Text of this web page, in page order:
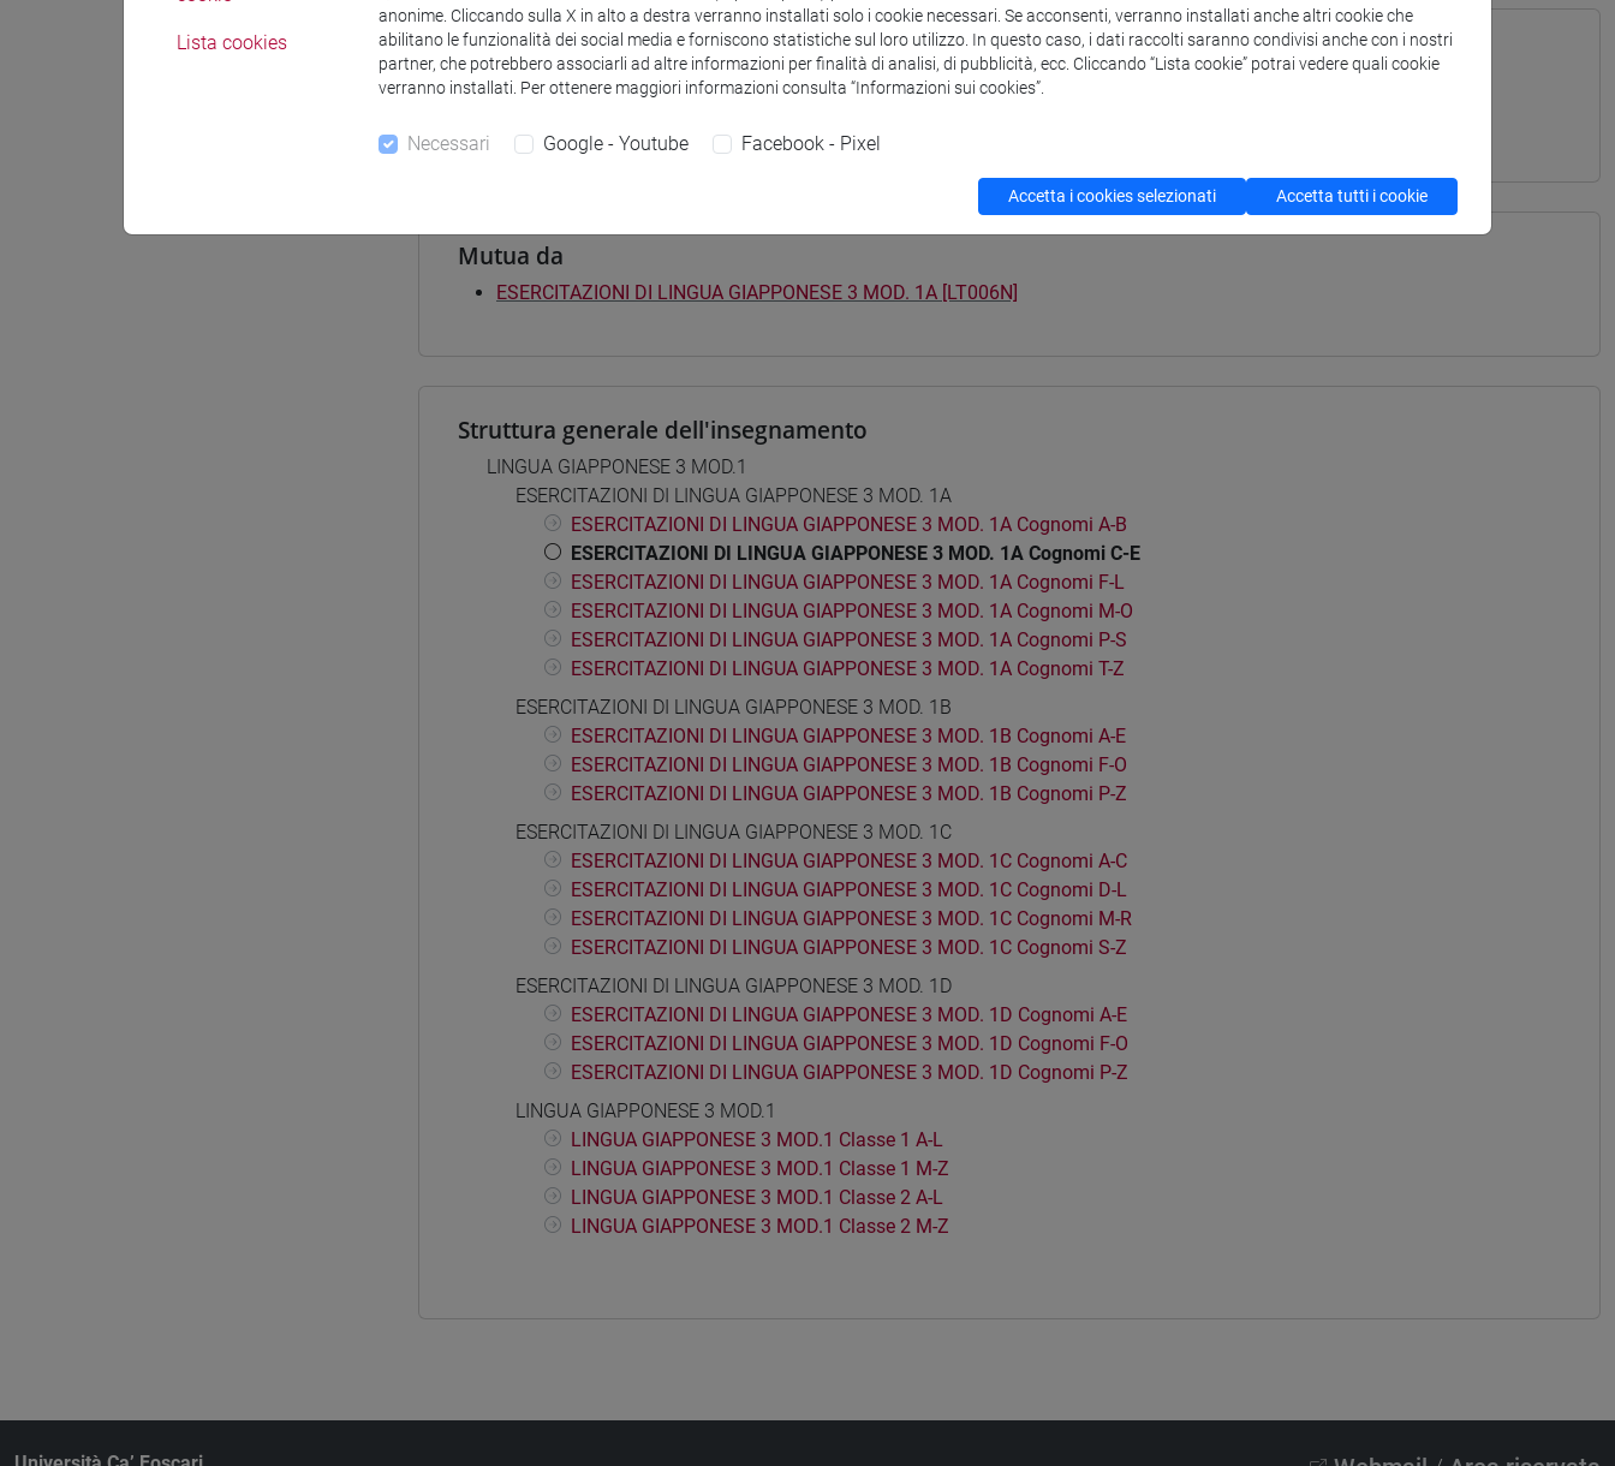
Corsi di studio e percorsi
[LT40] LINGUE, CULTURE E SOCIETÀ DELL'ASIA E DELL'AFRICA MEDITERRANEA - Laurea
Mutua da
ESERCITAZIONI DI LINGUA GIAPPONESE 3 MOD. 1A [LT006N]
Struttura generale dell'insegnamento
LINGUA GIAPPONESE 3 MOD.1
ESERCITAZIONI DI LINGUA GIAPPONESE 3 MOD. 1A
ESERCITAZIONI DI LINGUA GIAPPONESE 3 MOD. 1A Cognomi A-B
ESERCITAZIONI DI LINGUA GIAPPONESE 3 MOD. 1A Cognomi C-E
ESERCITAZIONI DI LINGUA GIAPPONESE 3 MOD. 1A Cognomi F-L
ESERCITAZIONI DI LINGUA GIAPPONESE 3 MOD. 1A Cognomi M-O
ESERCITAZIONI DI LINGUA GIAPPONESE 3 MOD. 1A Cognomi P-S
ESERCITAZIONI DI LINGUA GIAPPONESE 3 MOD. 1A Cognomi T-Z
ESERCITAZIONI DI LINGUA GIAPPONESE 3 MOD. 1B
ESERCITAZIONI DI LINGUA GIAPPONESE 3 MOD. 1B Cognomi A-E
ESERCITAZIONI DI LINGUA GIAPPONESE 3 MOD. 1B Cognomi F-O
ESERCITAZIONI DI LINGUA GIAPPONESE 3 MOD. 1B Cognomi P-Z
ESERCITAZIONI DI LINGUA GIAPPONESE 3 MOD. 1C
ESERCITAZIONI DI LINGUA GIAPPONESE 3 MOD. 1C Cognomi A-C
ESERCITAZIONI DI LINGUA GIAPPONESE 3 MOD. 1C Cognomi D-L
ESERCITAZIONI DI LINGUA GIAPPONESE 3 MOD. 1C Cognomi M-R
ESERCITAZIONI DI LINGUA GIAPPONESE 3 MOD. 1C Cognomi S-Z
ESERCITAZIONI DI LINGUA GIAPPONESE 3 MOD. 1D
ESERCITAZIONI DI LINGUA GIAPPONESE 3 MOD. 1D Cognomi A-E
ESERCITAZIONI DI LINGUA GIAPPONESE 3 MOD. 1D Cognomi F-O
ESERCITAZIONI DI LINGUA GIAPPONESE 3 MOD. 1D Cognomi P-Z
LINGUA GIAPPONESE 3 MOD.1
LINGUA GIAPPONESE 3 MOD.1 Classe 1 A-L
LINGUA GIAPPONESE 3 MOD.1 Classe 1 M-Z
LINGUA GIAPPONESE 3 MOD.1 Classe 2 A-L
LINGUA GIAPPONESE 3 MOD.1 Classe 2 M-Z
Lista cookies
anonime. Cliccando sulla X in alto a destra verranno installati solo i cookie necessari. Se acconsenti, verranno installati anche altri cookie che
abilitano le funzionalità dei social media e forniscono statistiche sul loro utilizzo. In questo caso, i dati raccolti saranno condivisi anche con i nostri
partner, che potrebbero associarli ad altre informazioni per finalità di analisi, di pubblicità, ecc. Cliccando “Lista cookie” potrai vedere quali cookie
verranno installati. Per ottenere maggiori informazioni consulta “Informazioni sui cookies”.
Necessari Google - Youtube Facebook - Pixel
Accetta i cookies selezionati Accetta tutti i cookie